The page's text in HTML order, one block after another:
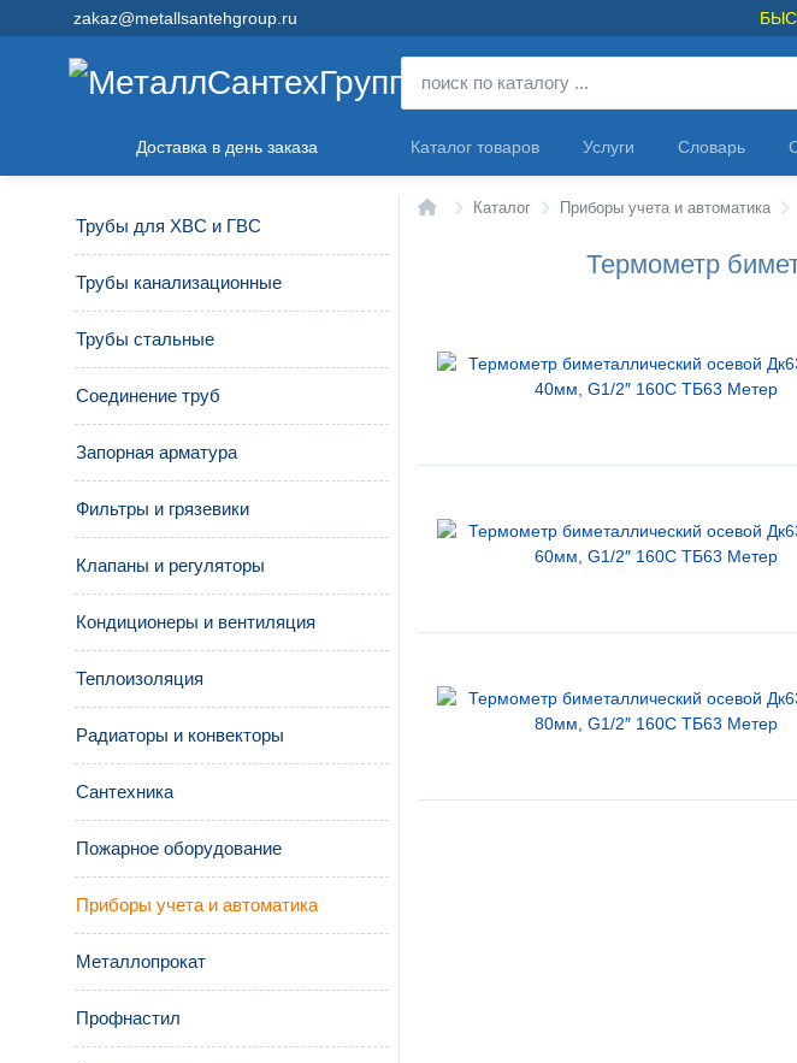
zakaz@metallsantehgroup.ru
Доставка в день заказа Каталог товаров Услуги Словарь
Трубы для ХВС и ГВС
Трубы канализационные
Трубы стальные
Соединение труб
Запорная арматура
Фильтры и грязевики
Клапаны и регуляторы
Кондиционеры и вентиляция
Теплоизоляция
Радиаторы и конвекторы
Сантехника
Пожарное оборудование
Приборы учета и автоматика
Металлопрокат
Профнастил
ГлавнаяКаталог Приборы учета и автоматика
Термометр